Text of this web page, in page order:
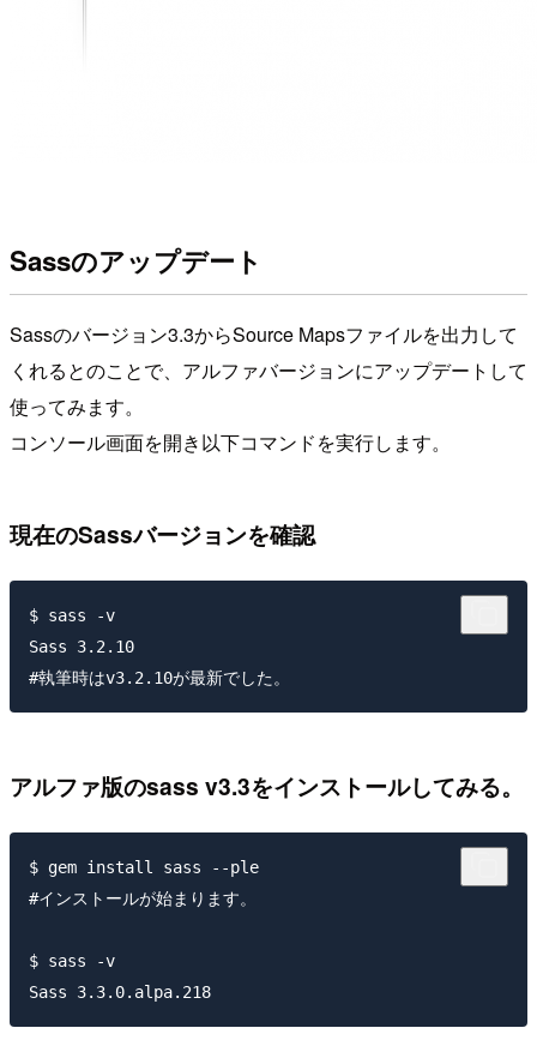
Sassのアップデート
Sassのバージョン3.3からSource Mapsファイルを出力して
くれるとのことで、アルファバージョンにアップデートして
使ってみます。
コンソール画面を開き以下コマンドを実行します。
現在のSassバージョンを確認
$ sass -v
Sass 3.2.10
アルファ版のsass v3.3をインストールしてみる。
$ gem install sass --ple
#インストールが始まります。
$ sass -v